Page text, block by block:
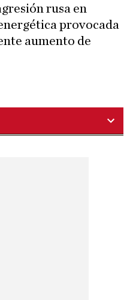
rusa en
provocada
aumento de